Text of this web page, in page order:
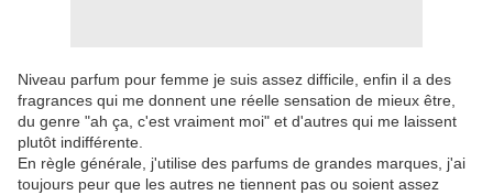
Niveau parfum pour femme je suis assez difficile, enfin il a des
fragrances qui me donnent une réelle sensation de mieux être,
du genre "ah ça, c'est vraiment moi" et d'autres qui me laissent
plutôt indifférente.
En règle générale, j'utilise des parfums de grandes marques, j'ai
toujours peur que les autres ne tiennent pas ou soient assez